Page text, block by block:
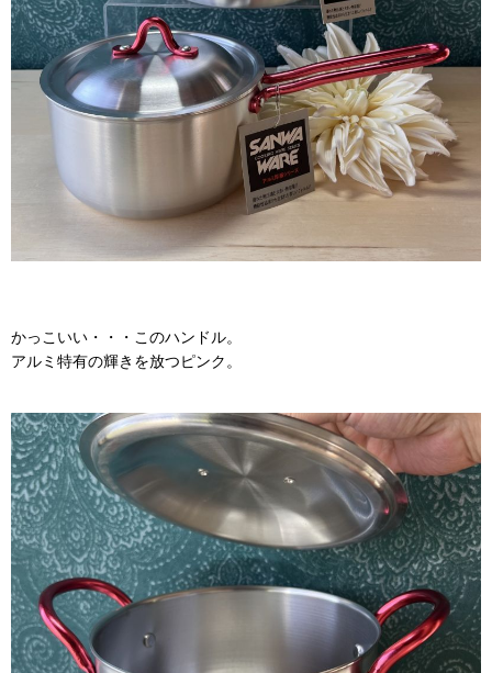
かっこいい・・・このハンドル。
アルミ特有の輝きを放つピンク。